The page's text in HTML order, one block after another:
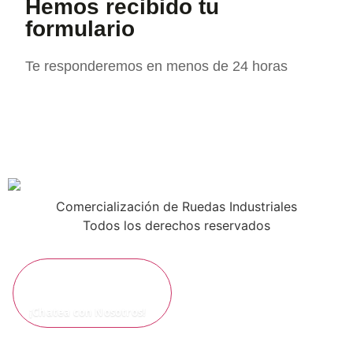
Hemos recibido tu
formulario
Te responderemos en menos de 24 horas
Comercialización de Ruedas Industriales
Todos los derechos reservados
¡Chatea con Nosotros!